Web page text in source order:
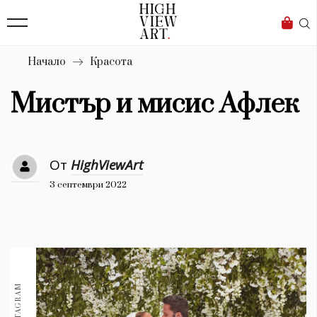
Бизнес
Мода
Dialogue
Изкуство
Красота
Дизайн
1272
Книги 1188
Начало Красота
Мистър и мисис Афлек
От HighViewArt
3 септември 2022